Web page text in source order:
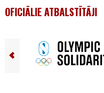
OFICIĀLIE ATBALSTĪTĀJI